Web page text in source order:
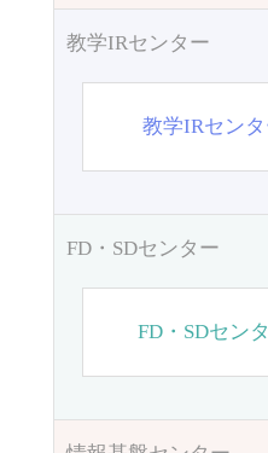
教学IRセンター
教学IRセン
FD・SDセンター
FD・SDセン